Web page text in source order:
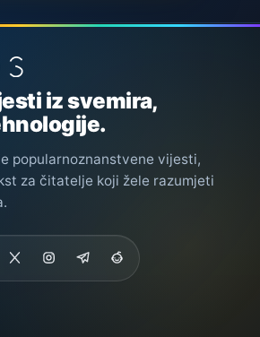
iz svemira,
popularnoznanstvene vijesti,
za čitatelje koji žele razumjeti